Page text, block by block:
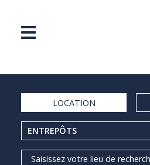
LOCATION
ENTREPÔTS